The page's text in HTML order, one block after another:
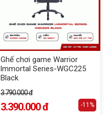
Ghế chơi game Warrior
lmmortal Series-WGC225
Black
3.790.000 đ
3.390.000 đ -11%